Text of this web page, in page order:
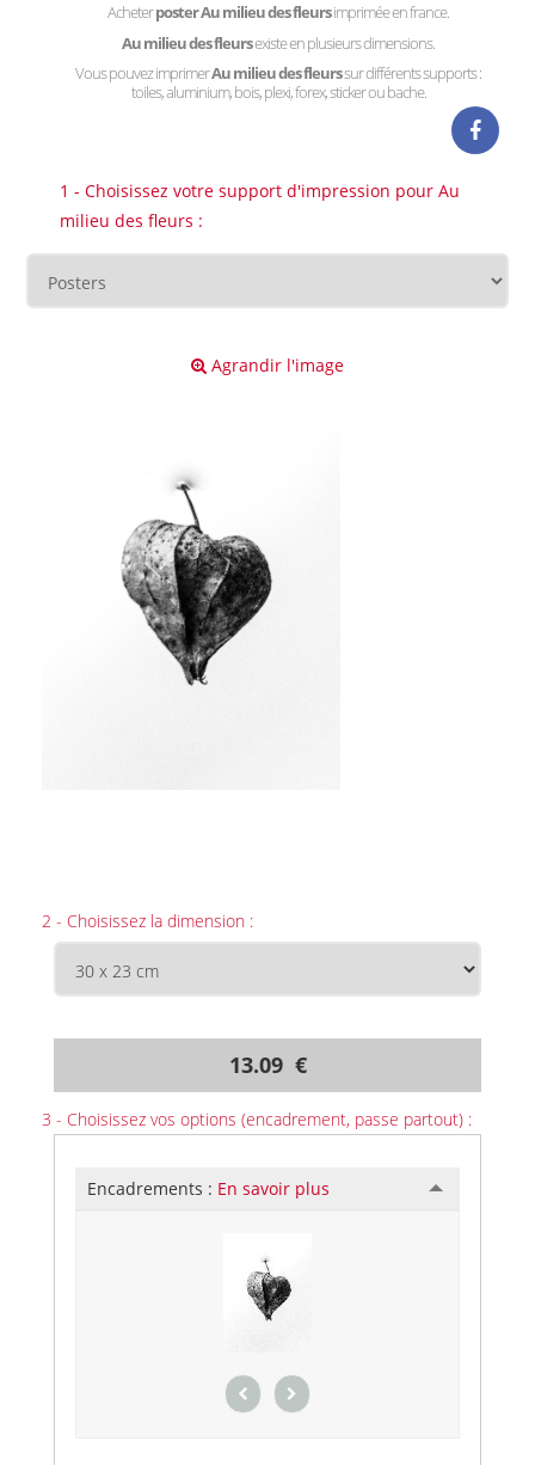
Acheterposter Au milieu des fleursimprimée en france.
Au milieu des fleursexiste en plusieurs dimensions.
Vous pouvez imprimerAu milieu des fleurssur différents supports :
toiles, aluminium, bois, plexi, forex, sticker ou bache.
1 - Choisissez votre support d'impression pour Au
milieu des fleurs :
Agrandir l'image
2 - Choisissez la dimension :
13.09 €
3 - Choisissez vos options (encadrement, passe partout) :
Encadrements : En savoir plus